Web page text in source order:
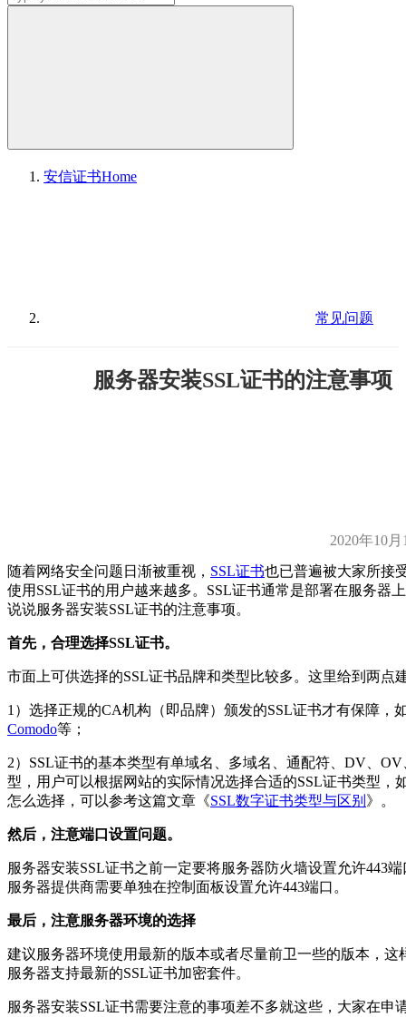
安信证书Home
常见问题
服务器安装SSL证书的注意事项
2020年10月
随着网络安全问题日渐被重视， SSL证书也已普遍被大家所接
使用SSL证书的用户越来越多。SSL证书通常是部署在服务器
说说服务器安装SSL证书的注意事项。
首先，合理选择SSL证书。
市面上可供选择的SSL证书品牌和类型比较多。这里给到两点
1）选择正规的CA机构（即品牌）颁发的SSL证书才有保障，
Comodo等；
2）SSL证书的基本类型有单域名、多域名、通配符、DV、
型，用户可以根据网站的实际情况选择合适的SSL证书类型，
怎么选择，可以参考这篇文章《SSL数字证书类型与区别 》。
然后，注意端口设置问题。
服务器安装SSL证书之前一定要将服务器防火墙设置允许443
服务器提供商需要单独在控制面板设置允许443端口。
最后，注意服务器环境的选择
建议服务器环境使用最新的版本或者尽量前卫一些的版本，这
服务器支持最新的SSL证书加密套件。
服务器安装SSL证书需要注意的事项差不多就这些，大家在申